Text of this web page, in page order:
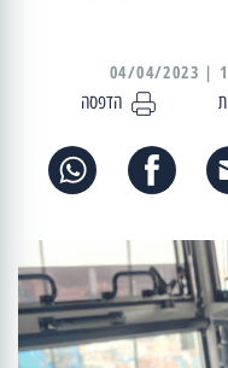
הדפסה